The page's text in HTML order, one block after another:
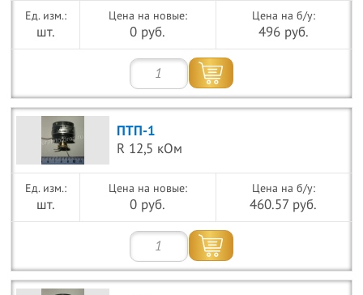
шт.
Цена на новые:
0 руб.
Цена на б/у:
496 руб.
ПТП-1
R 12,5 кОм
шт.
Цена на новые:
0 руб.
Цена на б/у:
460.57 руб.